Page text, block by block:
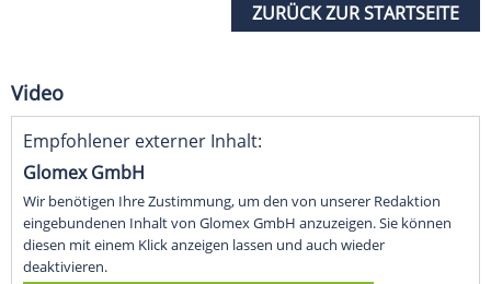
ZURÜCK ZUR STARTSEITE
Video
Empfohlener externer Inhalt:
Glomex GmbH
Wir benötigen Ihre Zustimmung, um den von unserer Redaktion
eingebundenen Inhalt von Glomex GmbH anzuzeigen. Sie können
diesen mit einem Klick anzeigen lassen und auch wieder
deaktivieren.